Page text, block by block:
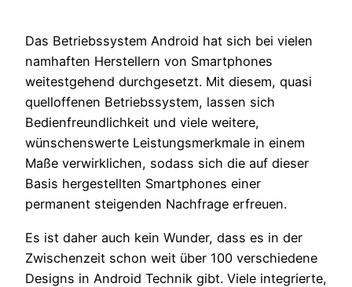
Das Betriebssystem Android hat sich bei vielen
namhaften Herstellern von Smartphones
weitestgehend durchgesetzt. Mit diesem, quasi
quelloffenen Betriebssystem, lassen sich
Bedienfreundlichkeit und viele weitere,
wünschenswerte Leistungsmerkmale in einem
Maße verwirklichen, sodass sich die auf dieser
Basis hergestellten Smartphones einer
permanent steigenden Nachfrage erfreuen.
Es ist daher auch kein Wunder, dass es in der
Zwischenzeit schon weit über 100 verschiedene
Designs in Android Technik gibt. Viele integrierte,